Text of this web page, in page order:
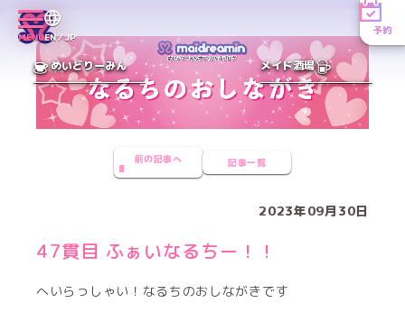
MENUEN／JP
予約
めいどりーみん メイド酒場
前の記事へ 記事一覧
2023年09月30日
47貫目 ふぁいなるちー！！
へいらっしゃい！なるちのおしながきです